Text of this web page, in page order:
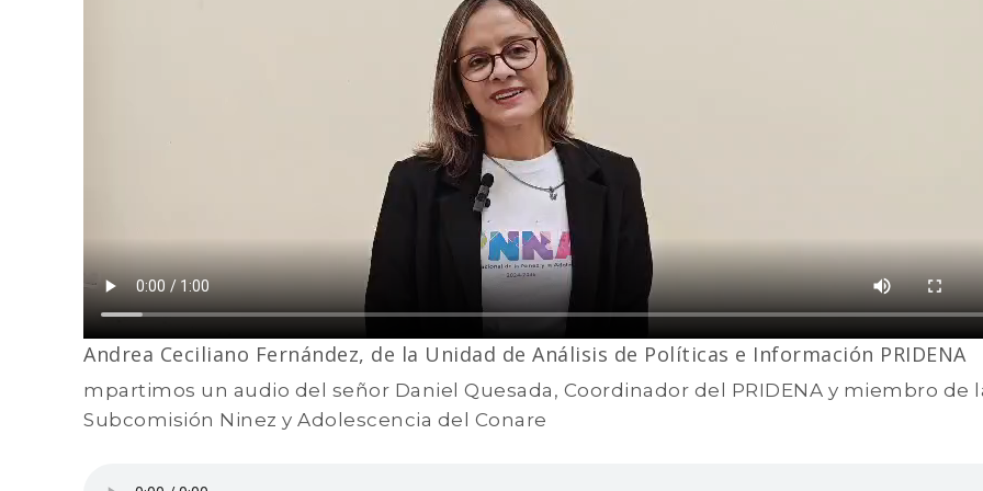
Andrea Ceciliano Fernández, de la Unidad de Análisis de Políticas e Información PRIDENA
mpartimos un audio del señor Daniel Quesada, Coordinador del PRIDENA y miembro de
Subcomisión Ninez y Adolescencia del Conare